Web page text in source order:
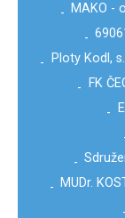
- MAKO -
-
-
Ploty Kodl,
-
FK
-
-
- MUDr.
-